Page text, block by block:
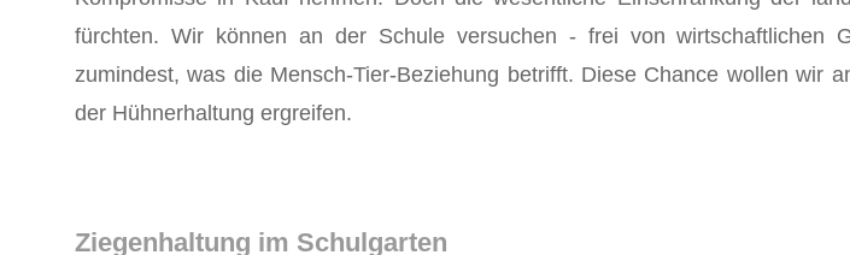
fürchten. Wir kön­nen an der Schule versuchen - frei von wirtschaftlichen
zumindest, was die Mensch-Tier-Beziehung betrifft. Diese Chance wollen wir
der Hühnerhaltung ergreifen.
Ziegenhaltung im Schulgarten